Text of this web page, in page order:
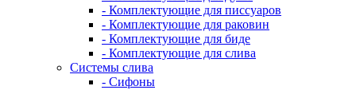
- Комплектующие для писсуаров
- Комплектующие для раковин
- Комплектующие для биде
- Комплектующие для слива
Системы слива
- Сифоны